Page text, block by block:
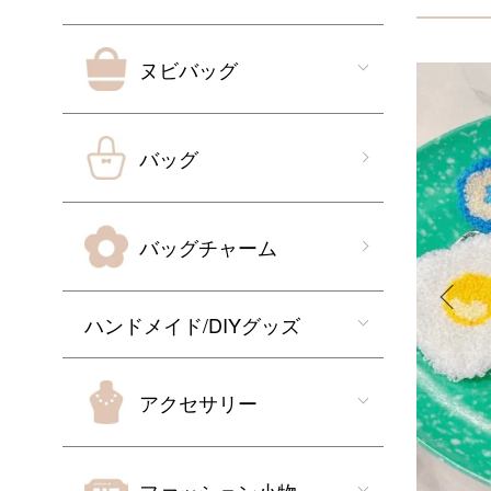
ヌビバッグ
バッグ
バッグチャーム
ハンドメイド/DIYグッズ
アクセサリー